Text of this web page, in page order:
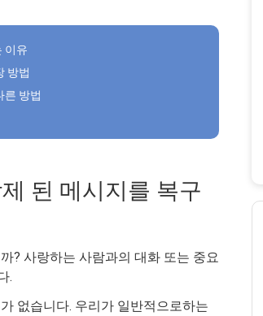
이유
방법
른 방법
된 메시지를 복구
? 사랑하는 사람과의 대화 또는 중요
.
없습니다. 우리가 일반적으로하는